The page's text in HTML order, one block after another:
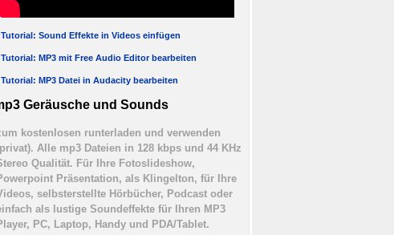
Tutorial: Sound Effekte in Videos einfügen
Tutorial: MP3 mit Free Audio Editor bearbeiten
Tutorial: MP3 Datei in Audacity bearbeiten
Geräusche und Sounds
kostenlosen runterladen und verwenden
Alle mp3 Dateien in 128 kbps und 44 KHz
Qualität. Für Ihre Fotoslideshow,
Präsentation, als Klingelton, für Ihre
selbsterstellte Hörbücher, Podcast oder
als lustige Soundeffekte für Ihren MP3
PC, Laptop, Handy und PDA/Tablet.